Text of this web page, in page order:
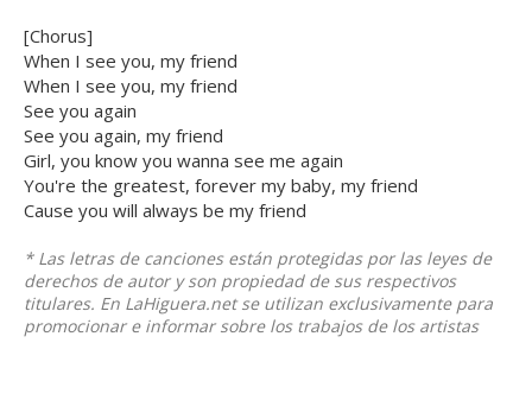
[Chorus]
When I see you, my friend
When I see you, my friend
See you again
See you again, my friend
Girl, you know you wanna see me again
You're the greatest, forever my baby, my friend
Cause you will always be my friend
* Las letras de canciones están protegidas por las leyes de
derechos de autor y son propiedad de sus respectivos
titulares. En LaHiguera.net se utilizan exclusivamente para
promocionar e informar sobre los trabajos de los artistas